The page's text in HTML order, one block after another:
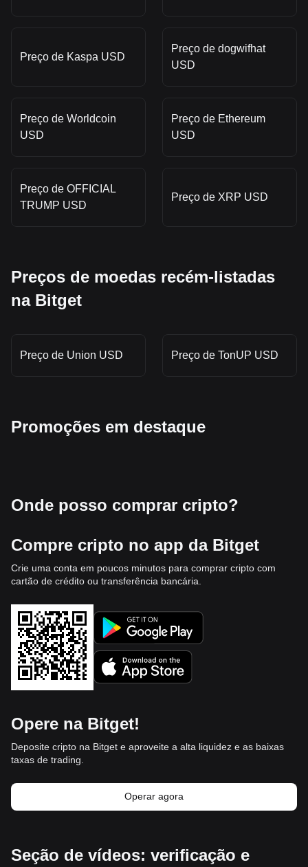
Preço de Kaspa USD
Preço de dogwifhat
USD
Preço de Worldcoin
USD
Preço de Ethereum
USD
Preço de OFFICIAL
TRUMP USD
Preço de XRP USD
Preços de moedas recém-listadas
na Bitget
Preço de Union USD Preço de TonUP USD
Promoções em destaque
Onde posso comprar cripto?
Compre cripto no app da Bitget
Crie uma conta em poucos minutos para comprar cripto com
cartão de crédito ou transferência bancária.
Opere na Bitget!
Deposite cripto na Bitget e aproveite a alta liquidez e as baixas
taxas de trading.
Operar agora
Seção de vídeos: verificação e